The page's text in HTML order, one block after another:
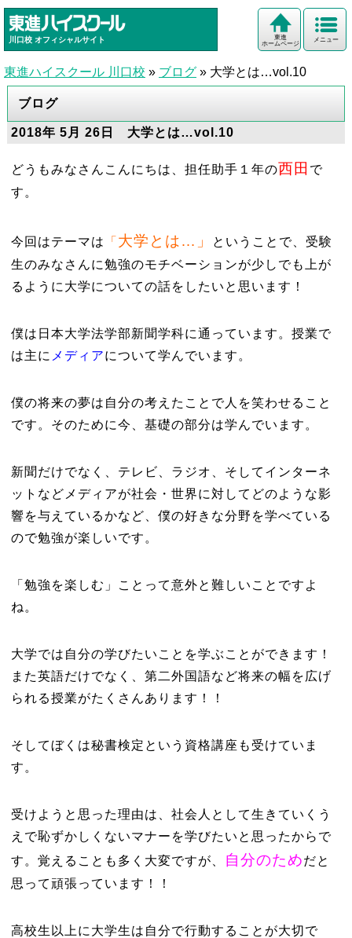
川口校 オフィシャルサイト メニュー
東進
ホームページ
東進ハイスクール 川口校 » ブログ » 大学とは…vol.10
ブログ
2018年 5月 26日 大学とは…vol.10
どうもみなさんこんにちは、担任助手１年の西田 で
す。
今回はテーマは 「 大学とは…」
ということで、受験
生のみなさんに勉強のモチベーションが少しでも上が
るように大学についての話をしたいと思います！
僕は日本大学法学部新聞学科に通っています。授業で
は主に メディアについて学んでいます。
僕の将来の夢は自分の考えたことで人を笑わせること
です。そのために今、基礎の部分は学んでいます。
新聞だけでなく、テレビ、ラジオ、そしてインターネ
ットなどメディアが社会・世界に対してどのような影
響を与えているかなど、僕の好きな分野を学べている
ので勉強が楽しいです。
「勉強を楽しむ」ことって意外と難しいことですよ
ね。
大学では自分の学びたいことを学ぶことができます！
また英語だけでなく、第二外国語など将来の幅を広げ
られる授業がたくさんあります！！
そしてぼくは秘書検定という資格講座も受けていま
す。
受けようと思った理由は、社会人として生きていくう
えで恥ずかしくないマナーを学びたいと思ったからで
す。覚えることも多く大変ですが、
自分のためだと
思って頑張っています！！
高校生以上に大学生は自分で行動することが大切で